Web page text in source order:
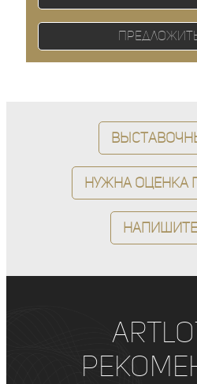
Нужна оценка